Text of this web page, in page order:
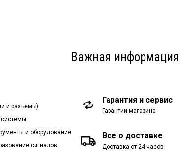
и разъёмы)
и оборудование
сигналов
Важная информация
Гарантия и сервис
Гарантии магазина
Все о доставке
Доставка от 24 часов